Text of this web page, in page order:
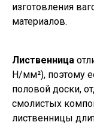
изготовления
материалов.
Лиственница
Н/мм²), поэтому
половой доски,
смолистых
лиственницы